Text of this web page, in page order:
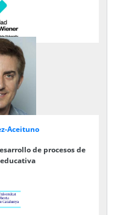
Aceituno
de procesos de